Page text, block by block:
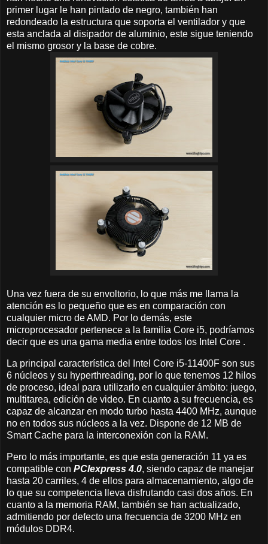
primer lugar le han pintado de negro, también han
redondeado la estructura que soporta el ventilador y que
esta anclada al disipador de aluminio, este sigue teniendo
el mismo grosor y la base de cobre.
Una vez fuera de su envoltorio, lo que más me llama la
atención es lo pequeño que es en comparación con
cualquier micro de AMD. Por lo demás, este
microprocesador pertenece a la familia Core i5, podríamos
decir que es una gama media entre todos los Intel Core .
La principal característica del Intel Core i5-11400F son sus
6 núcleos y su hyperthreading, por lo que tenemos 12 hilos
de proceso, ideal para utilizarlo en cualquier ámbito: juego,
multitarea, edición de video. En cuanto a su frecuencia, es
capaz de alcanzar en modo turbo hasta 4400 MHz, aunque
no en todos sus núcleos a la vez. Dispone de 12 MB de
Smart Cache para la interconexión con la RAM.
Pero lo más importante, es que esta generación 11 ya es
compatible con PCIexpress 4.0, siendo capaz de manejar
hasta 20 carriles, 4 de ellos para almacenamiento, algo de
lo que su competencia lleva disfrutando casi dos años. En
cuanto a la memoria RAM, también se han actualizado,
admitiendo por defecto una frecuencia de 3200 MHz en
módulos DDR4.